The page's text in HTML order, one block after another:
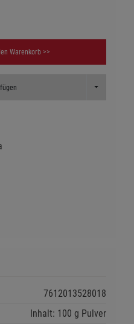
Warenkorb >>
Toggle
7612013528018
Inhalt: 100 g Pulver